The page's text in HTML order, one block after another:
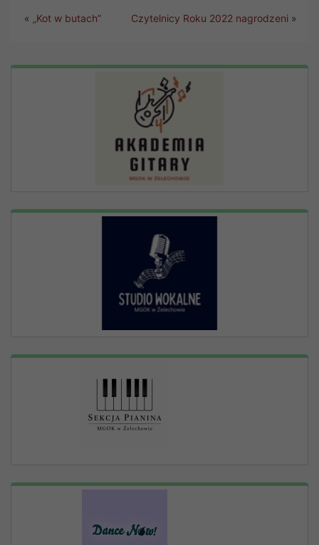
« „Kot w butach” Czytelnicy Roku 2022 nagrodzeni »